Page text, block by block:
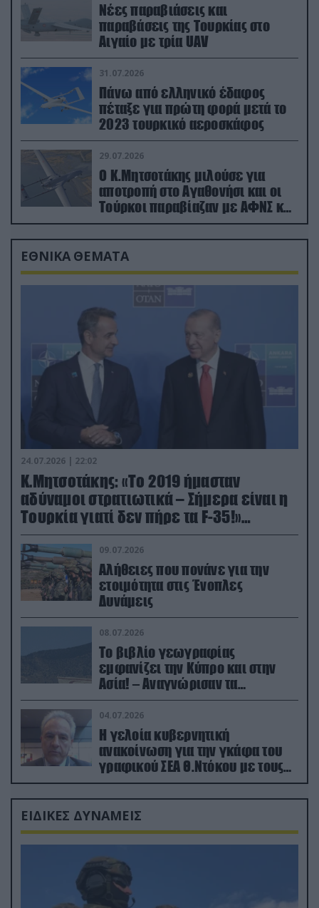
Νέες παραβιάσεις και
παραβάσεις της Τουρκίας στο
Αιγαίο με τρία UAV
31.07.2026
Πάνω από ελληνικό έδαφος
πέταξε για πρώτη φορά μετά το
2023 τουρκικό αεροσκάφος
29.07.2026
Ο Κ.Μητσοτάκης μιλούσε για
αποτροπή στο Αγαθονήσι και οι
Τούρκοι παραβίαζαν με ΑΦΝΣ και
drone
ΕΘΝΙΚΑ ΘΕΜΑΤΑ
24.07.2026 | 22:02
Κ.Μητσοτάκης: «Το 2019 ήμασταν
αδύναμοι στρατιωτικά – Σήμερα είναι η
Τουρκία γιατί δεν πήρε τα F-35!»
(βίντεο)
09.07.2026
Αλήθειες που πονάνε για την
ετοιμότητα στις Ένοπλες
Δυνάμεις
08.07.2026
Το βιβλίο γεωγραφίας
εμφανίζει την Κύπρο και στην
Ασία! – Αναγνώρισαν τα
κατεχόμενα; (φωτο)
04.07.2026
Η γελοία κυβερνητική
ανακοίνωση για την γκάφα του
γραφικού ΣΕΑ Θ.Ντόκου με τους
Ρώσους φαρσέρ
ΕΙΔΙΚΕΣ ΔΥΝΑΜΕΙΣ